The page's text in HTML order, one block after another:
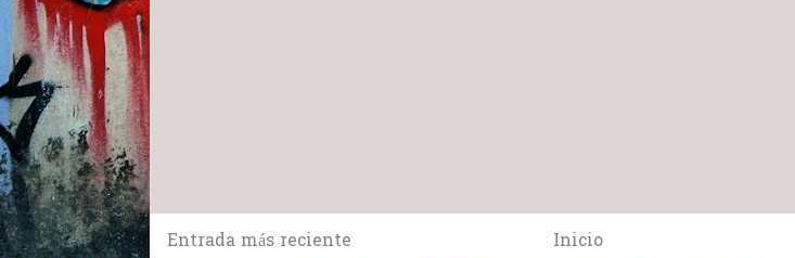
Entrada más reciente Inicio